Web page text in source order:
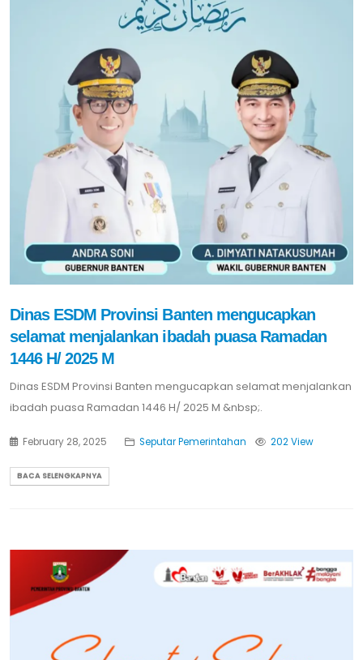
Dinas ESDM Provinsi Banten mengucapkan
selamat menjalankan ibadah puasa Ramadan
1446 H/ 2025 M
Dinas ESDM Provinsi Banten mengucapkan selamat menjalankan
ibadah puasa Ramadan 1446 H/ 2025 M &nbsp;.
February 28, 2025 Seputar Pemerintahan 202 View
BACA SELENGKAPNYA